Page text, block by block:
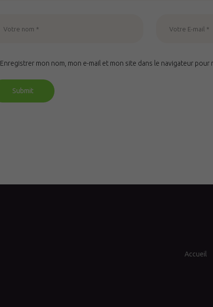
Enregistrer mon nom, mon e-mail et mon site dans le navigateur pour
Accueil